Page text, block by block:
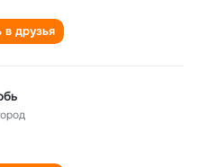
в друзья